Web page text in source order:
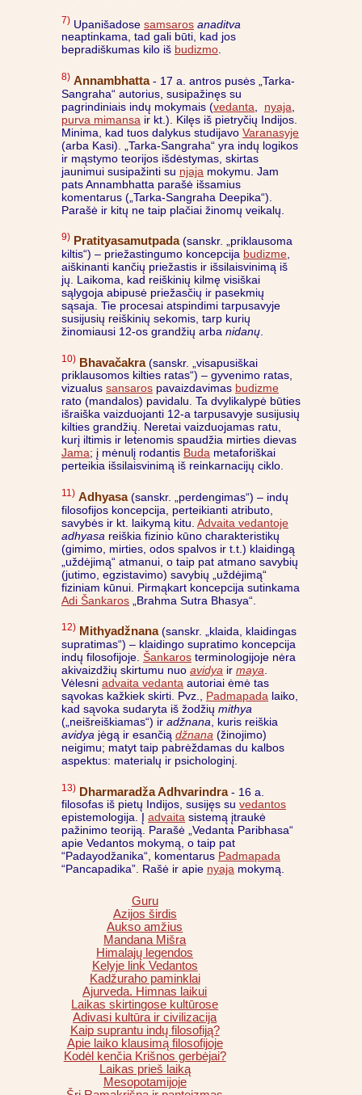
7) Upanišadose samsaros anaditva
neaptinkama, tad gali būti, kad jos
bepradiškumas kilo iš budizmo.
8) Annambhatta- 17 a. antros pusės „Tarka-
Sangraha“ autorius, susipažinęs su
pagrindiniais indų mokymais (vedanta nyaja
purva mimansa ir kt.). Kilęs iš pietryčių Indijos.
Minima, kad tuos dalykus studijavo Varanasyje
(arba Kasi). „Tarka-Sangraha“ yra indų logikos
ir mąstymo teorijos išdėstymas, skirtas
jaunimui susipažinti su njaja mokymu. Jam
pats Annambhatta parašė išsamius
komentarus („Tarka-Sangraha Deepika“).
Parašė ir kitų ne taip plačiai žinomų veikalų.
9) Pratityasamutpada(sanskr. „priklausoma
kiltis“) – priežastingumo koncepcija budizme
aiškinanti kančių priežastis ir išsilaisvinimą iš
jų. Laikoma, kad reiškinių kilmę visiškai
sąlygoja abipusė priežasčių ir pasekmių
sąsaja. Tie procesai atspindimi tarpusavyje
susijusių reiškinių sekomis, tarp kurių
žinomiausi 12-os grandžių arba nidanų
10) Bhavačakra(sanskr. „visapusiškai
priklausomos kilties ratas“) – gyvenimo ratas,
vizualus sansaros pavaizdavimas budizme
rato (mandalos) pavidalu. Ta dvylikalypė būties
išraiška vaizduojanti 12-a tarpusavyje susijusių
kilties grandžių. Neretai vaizduojamas ratu,
kurį iltimis ir letenomis spaudžia mirties dievas
Jama; į mėnulį rodantis Buda metaforiškai
perteikia išsilaisvinimą iš reinkarnacijų ciklo.
11) Adhyasa(sanskr. „perdengimas“) – indų
filosofijos koncepcija, perteikianti atributo,
savybės ir kt. laikymą kitu. Advaita vedantoje
adhyasa reiškia fizinio kūno charakteristikų
(gimimo, mirties, odos spalvos ir t.t.) klaidingą
„uždėjimą“ atmanui, o taip pat atmano savybių
(jutimo, egzistavimo) savybių „uždėjimą“
fiziniam kūnui. Pirmąkart koncepcija sutinkama
Adi Šankaros „Brahma Sutra Bhasya“.
12) Mithyadžnana(sanskr. „klaida, klaidingas
supratimas“) – klaidingo supratimo koncepcija
indų filosofijoje. Šankaros terminologijoje nėra
akivaizdžių skirtumu nuo avidya ir maya
Vėlesni advaita vedanta autoriai ėmė tas
sąvokas kažkiek skirti. Pvz., Padmapada laiko,
kad sąvoka sudaryta iš žodžių mithya
(„neišreiškiamas“) ir adžnana , kuris reiškia
avidya jėgą ir esančią džnana (žinojimo)
neigimu; matyt taip pabrėždamas du kalbos
aspektus: materialų ir psichologinį.
13) Dharmaradža Adhvarindra - 16 a.
filosofas iš pietų Indijos, susijęs su vedantos
epistemologija. Į advaita sistemą įtraukė
pažinimo teoriją. Parašė „Vedanta Paribhasa“
apie Vedantos mokymą, o taip pat
“Padayodžanika“, komentarus Padmapada
“Pancapadika”. Rašė ir apie nyaja mokymą.
Guru
Azijos širdis
Aukso amžius
Mandana Mišra
Himalajų legendos
Kelyje link Vedantos
Kadžuraho paminklai
Ajurveda. Himnas laikui
Laikas skirtingose kultūrose
Adivasi kultūra ir civilizacija
Kaip suprantu indų filosofiją?
Apie laiko klausimą filosofijoje
Kodėl kenčia Krišnos gerbėjai?
Laikas prieš laiką
Mesopotamijoje